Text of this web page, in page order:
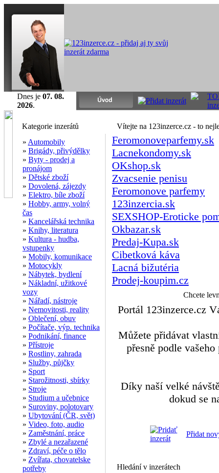
Dnes je 07. 08.
2026.
Kategorie inzerátů
» Automobily
» Brigády, přivýdělky
» Byty - prodej a
pronájom
» Dětské zboží
» Dovolená, zájezdy
» Elektro, bíle zboží
» Hobby, army, volný
čas
» Kancelářská technika
» Knihy, literatura
» Kultura - hudba,
vstupenky
» Mobily, komunikace
» Motocykly
» Nábytek, bydlení
» Nákladní, užitkové
vozy
» Nářadí, nástroje
» Nemovitosti, reality
» Oblečení, obuv
» Počítače, výp. technika
» Podnikání, finance
» Přístroje
» Rostliny, zahrada
» Služby, půjčky
» Sport
» Starožitnosti, sbírky
» Stroje
» Studium a učebnice
» Suroviny, polotovary
» Ubytování (ČR, svět)
» Video, foto, audio
» Zaměstnání, práce
» Zbylé a nezařazené
» Zdraví, péče o tělo
» Zvířata, chovatelske
potřeby
Vítejte na 123inzerce.cz - to
Feromonoveparfemy.sk
Lacnekondomy.sk
OKshop.sk
Zvacsenie penisu
Feromonove parfemy
123inzercia.sk
SEXSHOP-Eroticke
Okbazar.sk
Predaj-Kupa.sk
Cibetková káva
Lacná bižutéria
Prodej-koupim.cz
Chcete
Portál 123inzerce.cz
Můžete přidávat
přesně podle
Díky naší velké
dokud se
Přidat
Hledání v inzerátech